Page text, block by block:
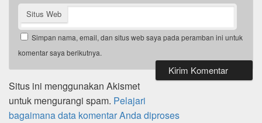
Situs Web
Simpan nama, email, dan situs web saya pada peramban ini untuk
komentar saya berikutnya.
Situs ini menggunakan Akismet
untuk mengurangi spam. Pelajari
bagaimana data komentar Anda diproses